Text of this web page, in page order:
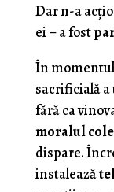
Dar n-a
ei – a fost
În
sacrificială
fără ca
moralul
dispare.
instalează